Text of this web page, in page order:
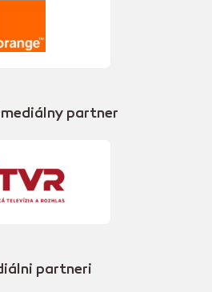
partner
partneri